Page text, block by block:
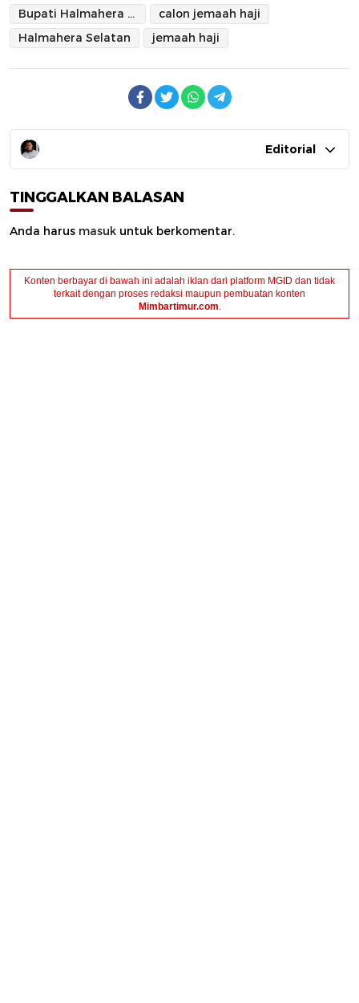
Bupati Halmahera Selatan
calon jemaah haji
Halmahera Selatan
jemaah haji
Editorial
TINGGALKAN BALASAN
Anda harus masuk untuk berkomentar.
Konten berbayar di bawah ini adalah iklan dari platform MGID dan tidak
terkait dengan proses redaksi maupun pembuatan konten
Mimbartimur.com